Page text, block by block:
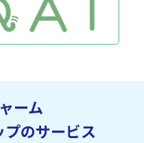
ーム
のサービス